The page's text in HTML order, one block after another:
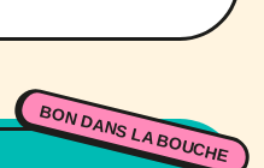
BON DANS LA BOUCHE